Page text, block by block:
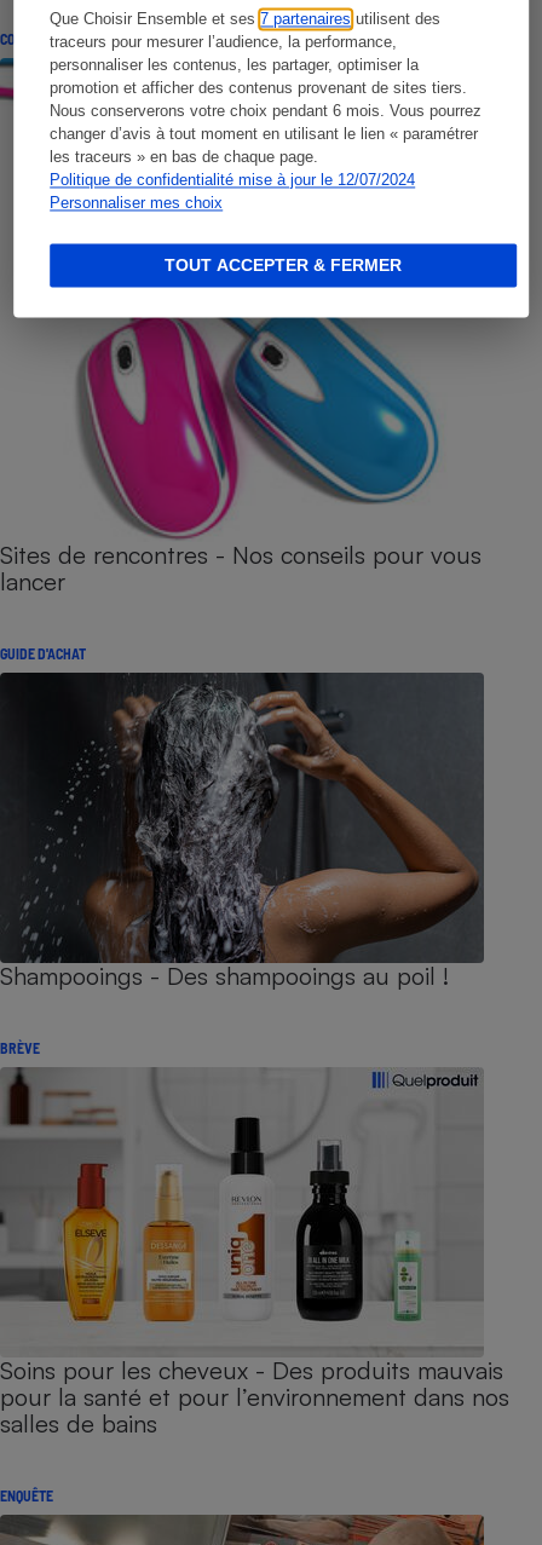
Que Choisir Ensemble et ses7 partenaires utilisent des
traceurs pour mesurer l’audience, la performance,
personnaliser les contenus, les partager, optimiser la
promotion et afficher des contenus provenant de sites tiers.
Nous conserverons votre choix pendant 6 mois. Vous pourrez
changer d’avis à tout moment en utilisant le lien « paramétrer
les traceurs » en bas de chaque page.
Politique de confidentialité mise à jour le 12/07/2024
Personnaliser mes choix
TOUT ACCEPTER & FERMER
CONSEILS
Sites de rencontres - Nos conseils pour vous
lancer
GUIDE D'ACHAT
Shampooings - Des shampooings au poil !
BRÈVE
Soins pour les cheveux - Des produits mauvais
pour la santé et pour l’environnement dans nos
salles de bains
ENQUÊTE